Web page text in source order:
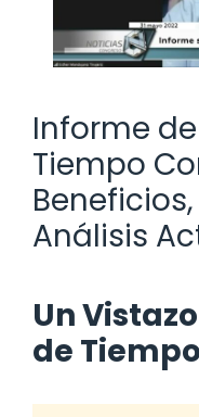
Informe
Tiempo
Análisis
Un
de